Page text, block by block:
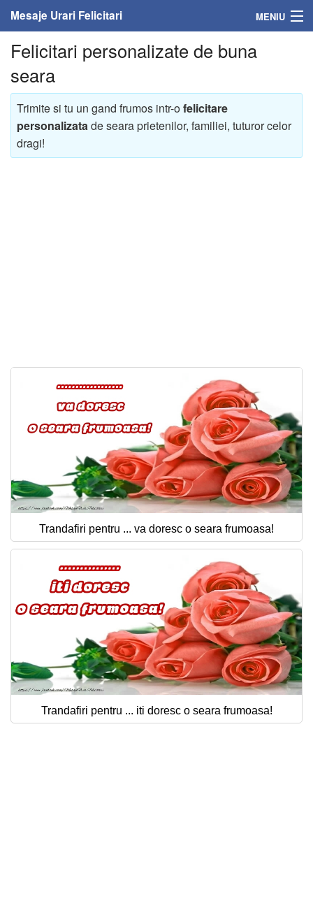
Mesaje Urari Felicitari MENIU
Home
Mesaje
Felicitari
Felicitari cu nume
Felicitari muzicale personalizate
Invitatii personalizate
Conecteaza-te
Felicitari personalizate de buna
seara
Trimite si tu un gand frumos intr-ofelicitare
personalizata de seara prietenilor, familiei, tuturor celor
dragi!
Trandafiri pentru ... va doresc o seara frumoasa!
Trandafiri pentru ... iti doresc o seara frumoasa!